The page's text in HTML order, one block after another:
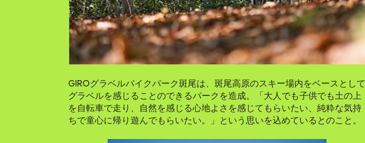
GIROグラベルバイクパーク斑尾は、斑尾高原のスキー場内をベースとして
グラベルを感じることのできるパークを造成。「大人でも子供でも土の上
を自転車で走り、自然を感じる心地よさを感じてもらいたい、純粋な気持
ちで童心に帰り遊んでもらいたい。」という思いを込めているとのこと。